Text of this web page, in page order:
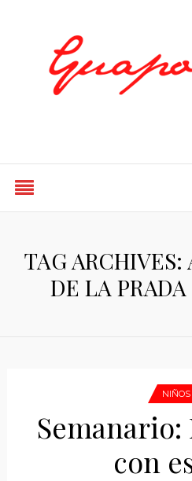
TAG ARCHIVES:
DE LA
NIÑOS
Semanario:
con